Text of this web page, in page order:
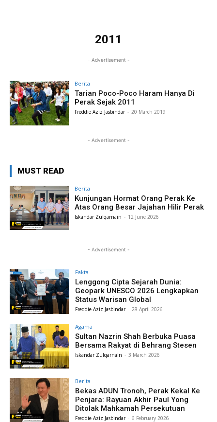
2011
- Advertisement -
Berita
Tarian Poco-Poco Haram Hanya Di
Perak Sejak 2011
Freddie Aziz Jasbindar - 20 March 2019
- Advertisement -
MUST READ
Berita
Kunjungan Hormat Orang Perak Ke
Atas Orang Besar Jajahan Hilir Perak
Iskandar Zulqarnain - 12 June 2026
- Advertisement -
Fakta
Lenggong Cipta Sejarah Dunia:
Geopark UNESCO 2026 Lengkapkan
Status Warisan Global
Freddie Aziz Jasbindar - 28 April 2026
Agama
Sultan Nazrin Shah Berbuka Puasa
Bersama Rakyat di Behrang Stesen
Iskandar Zulqarnain - 3 March 2026
Berita
Bekas ADUN Tronoh, Perak Kekal Ke
Penjara: Rayuan Akhir Paul Yong
Ditolak Mahkamah Persekutuan
Freddie Aziz Jasbindar - 6 February 2026